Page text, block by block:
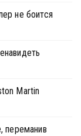
не боится
Martin
переманив